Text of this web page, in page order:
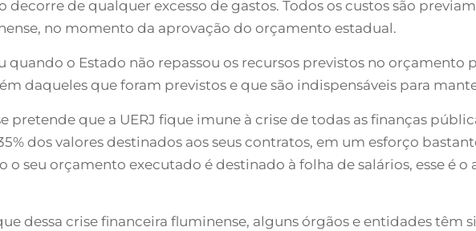
decorre de qualquer excesso de gastos. Todos os custos são
no momento da aprovação do orçamento estadual.
quando o Estado não repassou os recursos previstos no orçamento
daqueles que foram previstos e que são indispensáveis para
pretende que a UERJ fique imune à crise de todas as finanças
dos valores destinados aos seus contratos, em um esforço
o seu orçamento executado é destinado à folha de salários, esse é
dessa crise financeira fluminense, alguns órgãos e entidades